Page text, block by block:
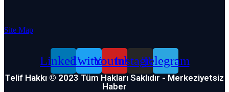
Site Map
LinkedinTwitterYoutubeInstagramTelegram
Telif Hakkı © 2023 Tüm Hakları Saklıdır - Merkeziyetsiz
Haber